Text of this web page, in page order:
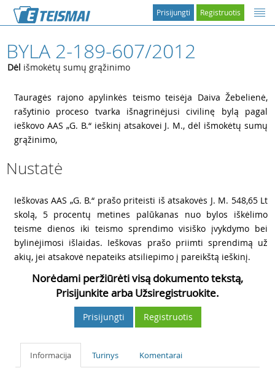
Registruotis
Prisijungti
BYLA 2-189-607/2012
Dėl išmokėtų sumų grąžinimo
Tauragės rajono apylinkės teismo teisėja Daiva Žebelienė,
rašytinio proceso tvarka išnagrinėjusi civilinę bylą pagal
ieškovo AAS „G. B.“ ieškinį atsakovei J. M., dėl išmokėtų sumų
grąžinimo,
Nustatė
Ieškovas AAS „G. B.“ prašo priteisti iš atsakovės J. M. 548,65 Lt
skolą, 5 procentų metines palūkanas nuo bylos iškėlimo
teisme dienos iki teismo sprendimo visiško įvykdymo bei
bylinėjimosi išlaidas. Ieškovas prašo priimti sprendimą už
akių, jei atsakovė nepateiks atsiliepimo į pareikštą ieškinį.
Norėdami peržiūrėti visą dokumento tekstą,
Prisijunkite arba Užsiregistruokite.
Prisijungti Registruotis
Informacija Turinys Komentarai